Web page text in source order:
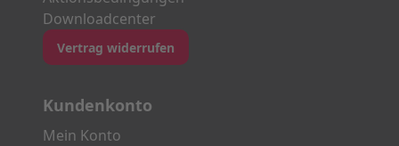
Downloadcenter
Vertrag widerrufen
Kundenkonto
Mein Konto